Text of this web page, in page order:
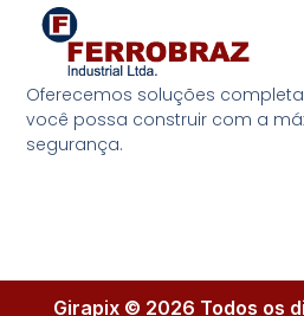
Oferecemos soluções
você possa construir com a
segurança.
Girapix © 2026 Todos os